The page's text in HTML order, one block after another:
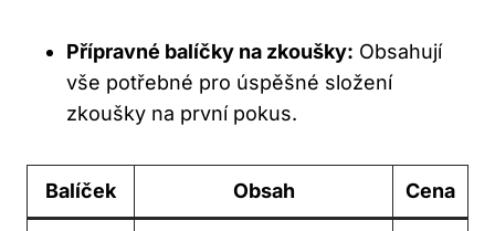
Přípravné balíčky na zkoušky: Obsahují
vše potřebné pro úspěšné složení
zkoušky na první pokus.
Balíček Obsah Cena